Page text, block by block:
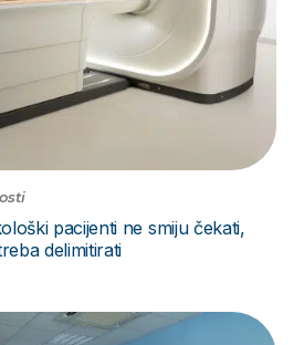
pacijenti ne smiju čekati,
delimitirati